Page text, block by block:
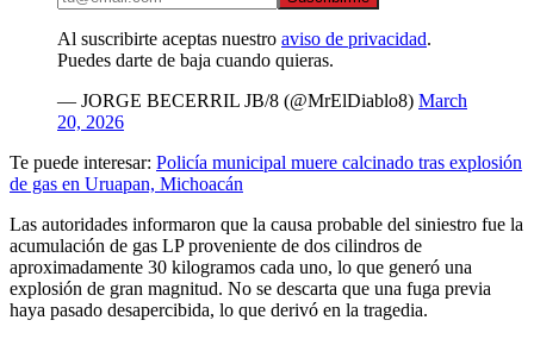
Al suscribirte aceptas nuestro aviso de privacidad.
Puedes darte de baja cuando quieras.
— JORGE BECERRIL JB/8 (@MrElDiablo8) March
20, 2026
Te puede interesar: Policía municipal muere calcinado tras explosión
de gas en Uruapan, Michoacán
Las autoridades informaron que la causa probable del siniestro fue la
acumulación de gas LP proveniente de dos cilindros de
aproximadamente 30 kilogramos cada uno, lo que generó una
explosión de gran magnitud. No se descarta que una fuga previa
haya pasado desapercibida, lo que derivó en la tragedia.